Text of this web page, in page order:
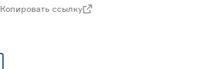
Копировать ссылку